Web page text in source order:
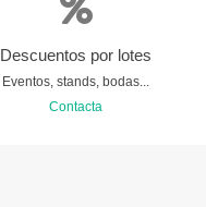
Descuentos por lotes
Eventos, stands, bodas...
Contacta